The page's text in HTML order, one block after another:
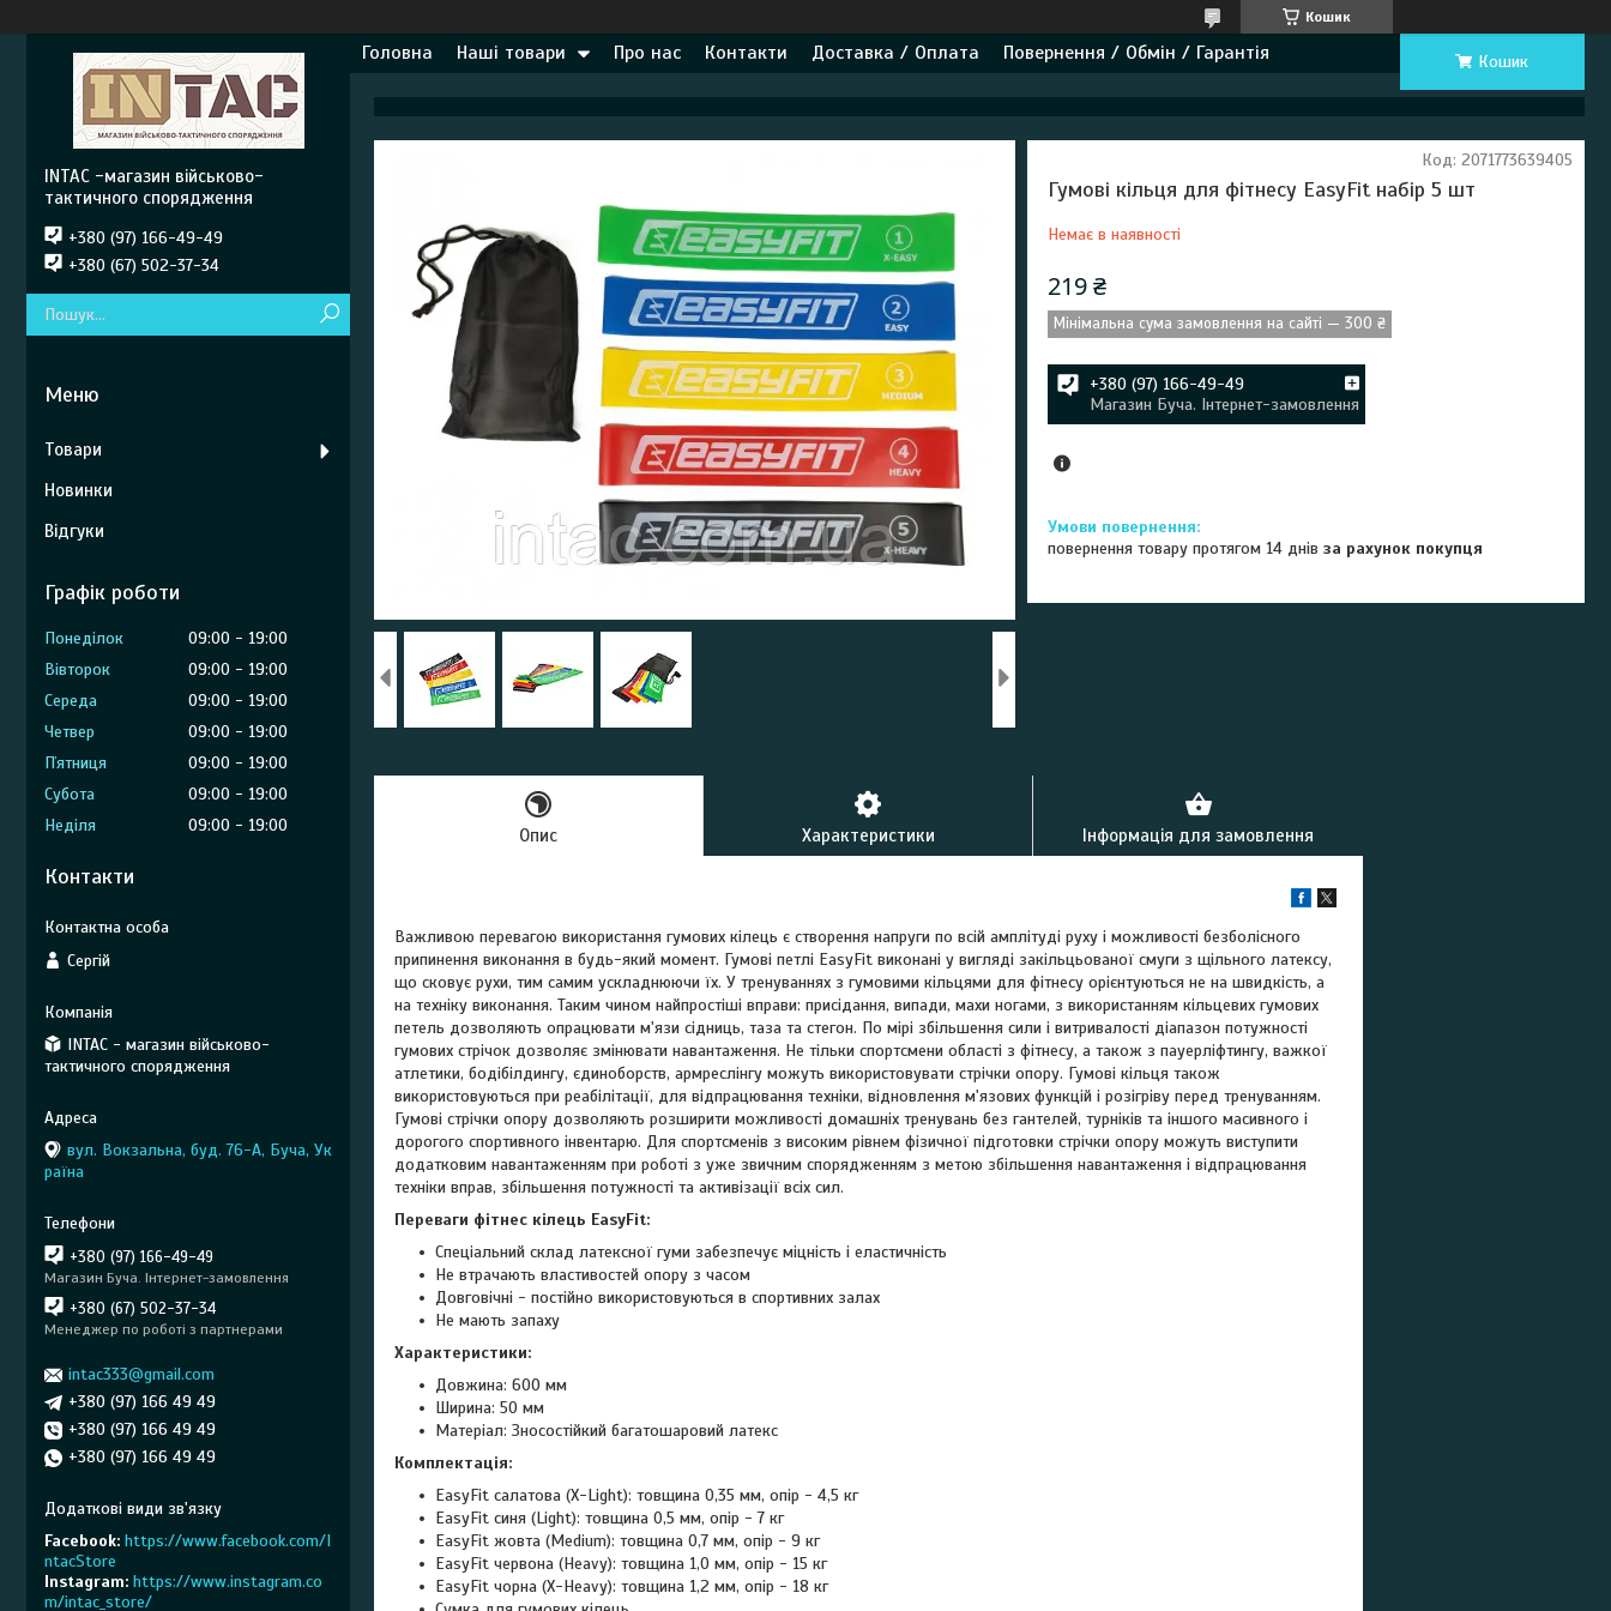
Кошик
Головна Наші товари Про нас Контакти Доставка / Оплата Повернення / Обмін / Гарантія Кошик
Гумові кільця для фітнесу EasyFit набір 5 шт
Немає в наявності
Код: 2071773639405
219 ₴
Мінімальна сума замовлення на сайті — 300 ₴
+380 (97) 166-49-49
Магазин Буча. Інтернет-замовлення
повернення товару протягом 14 днівза рахунок покупця
Опис Характеристики Інформація для замовлення
Важливою перевагою використання гумових кілець є створення напруги по всій амплітуді руху і можливості безболісного
припинення виконання в будь-який момент. Гумові петлі EasyFit виконані у вигляді закільцьованої смуги з щільного латексу,
що сковує рухи, тим самим ускладнюючи їх. У тренуваннях з гумовими кільцями для фітнесу орієнтуються не на швидкість, а
на техніку виконання. Таким чином найпростіші вправи: присідання, випади, махи ногами, з використанням кільцевих гумових
петель дозволяють опрацювати м'язи сідниць, таза та стегон. По мірі збільшення сили і витривалості діапазон потужності
гумових стрічок дозволяє змінювати навантаження. Не тільки спортсмени області з фітнесу, а також з пауерліфтингу, важкої
атлетики, бодібілдингу, єдиноборств, армреслінгу можуть використовувати стрічки опору. Гумові кільця також
використовуються при реабілітації, для відпрацювання техніки, відновлення м'язових функцій і розігріву перед тренуванням.
Гумові стрічки опору дозволяють розширити можливості домашніх тренувань без гантелей, турніків та іншого масивного і
дорогого спортивного інвентарю. Для спортсменів з високим рівнем фізичної підготовки стрічки опору можуть виступити
додатковим навантаженням при роботі з уже звичним спорядженням з метою збільшення навантаження і відпрацювання
техніки вправ, збільшення потужності та активізації всіх сил.
Переваги фітнес кілець EasyFit:
Спеціальний склад латексної гуми забезпечує міцність і еластичність
Не втрачають властивостей опору з часом
Довговічні - постійно використовуються в спортивних залах
Не мають запаху
Характеристики:
Довжина: 600 мм
Ширина: 50 мм
Матеріал: Зносостійкий багатошаровий латекс
Комплектація:
EasyFit салатова (X-Light): товщина 0,35 мм, опір - 4,5 кг
EasyFit синя (Light): товщина 0,5 мм, опір - 7 кг
EasyFit жовта (Medium): товщина 0,7 мм, опір - 9 кг
EasyFit червона (Heavy): товщина 1,0 мм, опір - 15 кг
EasyFit чорна (X-Heavy): товщина 1,2 мм, опір - 18 кг
INTAC -магазин військово-
тактичного спорядження
+380 (97) 166-49-49
+380 (67) 502-37-34
Товари
Новинки
Відгуки
Графік роботи
Понеділок 09:00
19:00
Вівторок
09:00
19:00
Середа
09:00
19:00
Четвер
09:00
19:00
Пʼятниця
09:00
19:00
Субота
09:00
19:00
Неділя
09:00 19:00
Контакти
Сергій
INTAC - магазин військово-
тактичного спорядження
вул. Вокзальна, буд. 76-А, Буча, Ук
раїна
+380 (97) 166-49-49
Магазин Буча. Інтернет-замовлення
+380 (67) 502-37-34
Менеджер по роботі з партнерами
intac333@gmail.com
+380 (97) 166 49 49
+380 (97) 166 49 49
+380 (97) 166 49 49
Facebook https://www.facebook.com/I
ntacStore
Instagram https://www.instagram.co
m/intac_store/